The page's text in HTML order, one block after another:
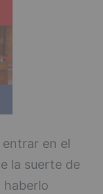
en el
la suerte de
haberlo